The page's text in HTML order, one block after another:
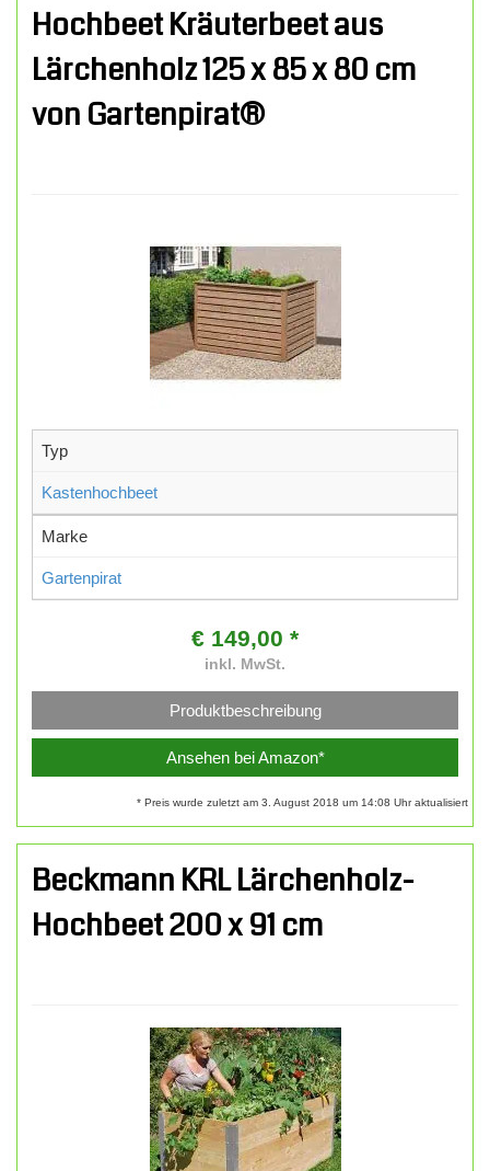
Hochbeet Kräuterbeet aus
Lärchenholz 125 x 85 x 80 cm
von Gartenpirat®
Typ
Kastenhochbeet
Marke
Gartenpirat
€ 149,00 *
inkl. MwSt.
Produktbeschreibung
Ansehen bei Amazon*
* Preis wurde zuletzt am 3. August 2018 um 14:08 Uhr aktualisiert
Beckmann KRL Lärchenholz-
Hochbeet 200 x 91 cm